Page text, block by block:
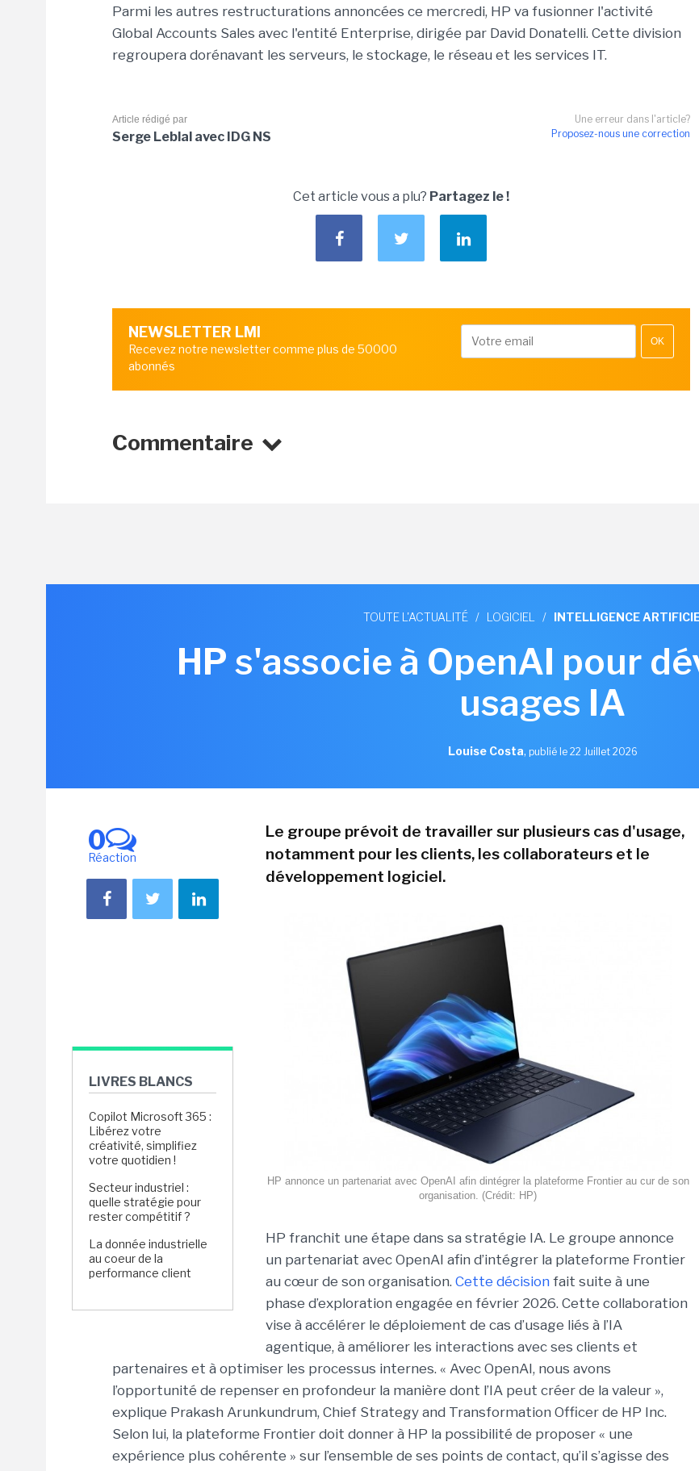
Parmi les autres restructurations annoncées ce mercredi, HP va fusionner l'activité
Global Accounts Sales avec l'entité Enterprise, dirigée par David Donatelli. Cette division
regroupera dorénavant les serveurs, le stockage, le réseau et les services IT.
Une erreur dans l'article?
Proposez-nous une correction
Article rédigé par
Serge Leblal avec IDG NS
Cet article vous a plu? Partagez le !
NEWSLETTER LMI
Recevez notre newsletter comme plus de 50000
abonnés
OK
Commentaire
TOUTE L'ACTUALITÉ / LOGICIEL / INTELLIGENCE
HP s'associe à OpenAI pour
usages IA
Louise Costa, publié le 22 Juillet 2026
0
Réaction
LIVRES BLANCS
Copilot Microsoft 365 :
Libérez votre
créativité, simplifiez
votre quotidien !
Secteur industriel :
quelle stratégie pour
rester compétitif ?
La donnée industrielle
au coeur de la
performance client
Le groupe prévoit de travailler sur plusieurs cas d'usage,
notamment pour les clients, les collaborateurs et le
développement logiciel.
HP annonce un partenariat avec OpenAI afin dintégrer la plateforme Frontier au cur de son
organisation. (Crédit: HP)
HP franchit une étape dans sa stratégie IA. Le groupe annonce
un partenariat avec OpenAI afin d’intégrer la plateforme Frontier
au cœur de son organisation. Cette décision fait suite à une
phase d’exploration engagée en février 2026. Cette collaboration
vise à accélérer le déploiement de cas d’usage liés à l’IA
agentique, à améliorer les interactions avec ses clients et
partenaires et à optimiser les processus internes. « Avec OpenAI, nous avons
l’opportunité de repenser en profondeur la manière dont l’IA peut créer de la valeur »,
explique Prakash Arunkundrum, Chief Strategy and Transformation Officer de HP Inc.
Selon lui, la plateforme Frontier doit donner à HP la possibilité de proposer « une
expérience plus cohérente » sur l’ensemble de ses points de contact, qu’il s’agisse des